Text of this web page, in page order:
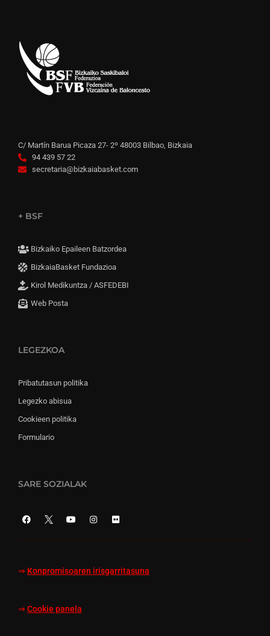
C/ Martín Barua Picaza 27- 2º 48003 Bilbao, Bizkaia
94 439 57 22
secretaria@bizkaiabasket.com
+ BSF
Bizkaiko Epaileen Batzordea
BizkaiaBasket Fundazioa
Kirol Medikuntza / ASFEDEBI
Web Posta
LEGEZKOA
Pribatutasun politika
Legezko abisua
Cookieen politika
Formulario
SARE SOZIALAK
⇒ Konpromisoaren irisgarritasuna
⇒ Cookie panela